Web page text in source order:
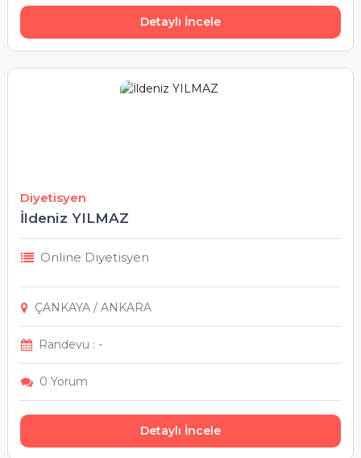
Detaylı İncele
Diyetisyen
İldeniz YILMAZ
Online Diyetisyen
ÇANKAYA / ANKARA
Randevu : -
0 Yorum
Detaylı İncele